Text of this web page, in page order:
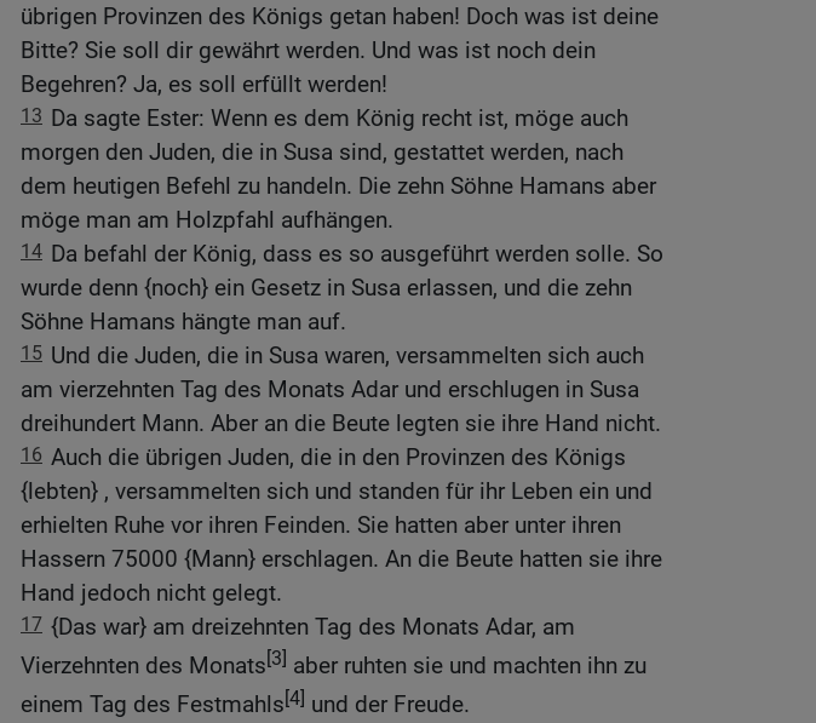
übrigen Provinzen des Königs getan haben! Doch was ist deine
Bitte? Sie soll dir gewährt werden. Und was ist noch dein
Begehren? Ja, es soll erfüllt werden!
13 Da sagte Ester: Wenn es dem König recht ist, möge auch
morgen den Juden, die in Susa sind, gestattet werden, nach
dem heutigen Befehl zu handeln. Die zehn Söhne Hamans aber
möge man am Holzpfahl aufhängen.
14 Da befahl der König, dass es so ausgeführt werden solle. So
wurde denn {noch} ein Gesetz in Susa erlassen, und die zehn
Söhne Hamans hängte man auf.
15 Und die Juden, die in Susa waren, versammelten sich auch
am vierzehnten Tag des Monats Adar und erschlugen in Susa
dreihundert Mann. Aber an die Beute legten sie ihre Hand nicht.
16 Auch die übrigen Juden, die in den Provinzen des Königs
{lebten} , versammelten sich und standen für ihr Leben ein und
erhielten Ruhe vor ihren Feinden. Sie hatten aber unter ihren
Hassern 75000 {Mann} erschlagen. An die Beute hatten sie ihre
Hand jedoch nicht gelegt.
17 {Das war} am dreizehnten Tag des Monats Adar, am
Vierzehnten des Monats[3] aber ruhten sie und machten ihn zu
einem Tag des Festmahls[4] und der Freude.